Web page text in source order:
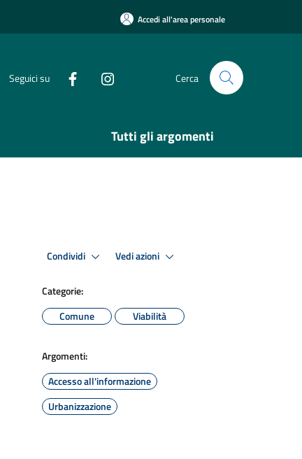
Accedi all'area personale
Seguici su Cerca
Tutti gli argomenti
Condividi Vedi azioni
Categorie:
Comune
Viabilità
Argomenti:
Accesso all'informazione
Urbanizzazione